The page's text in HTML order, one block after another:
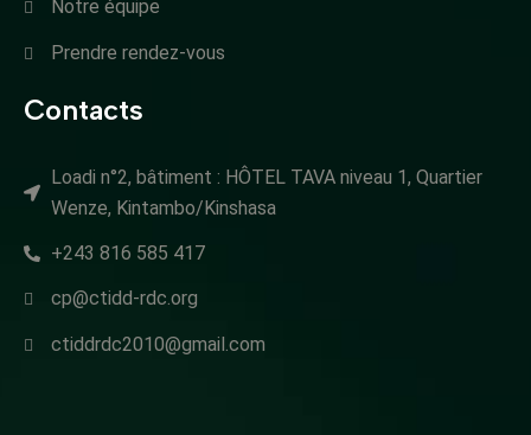
Notre équipe
Prendre rendez-vous
Contacts
Loadi n°2, bâtiment : HÔTEL TAVA niveau 1, Quartier
Wenze, Kintambo/Kinshasa
+243 816 585 417
cp@ctidd-rdc.org
ctiddrdc2010@gmail.com